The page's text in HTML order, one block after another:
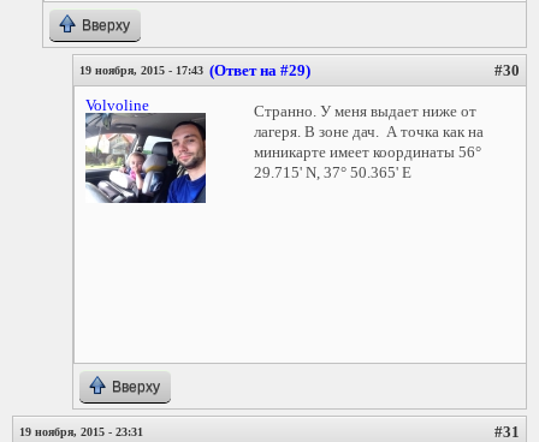
Вверху
19 ноября, 2015 - 17:43 (Ответ на #29) #30
Volvoline
Странно. У меня выдает ниже от
лагеря. В зоне дач. А точка как на
миникарте имеет координаты 56°
29.715' N, 37° 50.365' E
Вверху
19 ноября, 2015 - 23:31 #31